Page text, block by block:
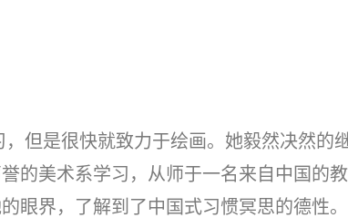
但是很快就致力于绘画。她毅然决然的
的美术系学习，从师于一名来自中国的
眼界，了解到了中国式习惯冥思的德性。